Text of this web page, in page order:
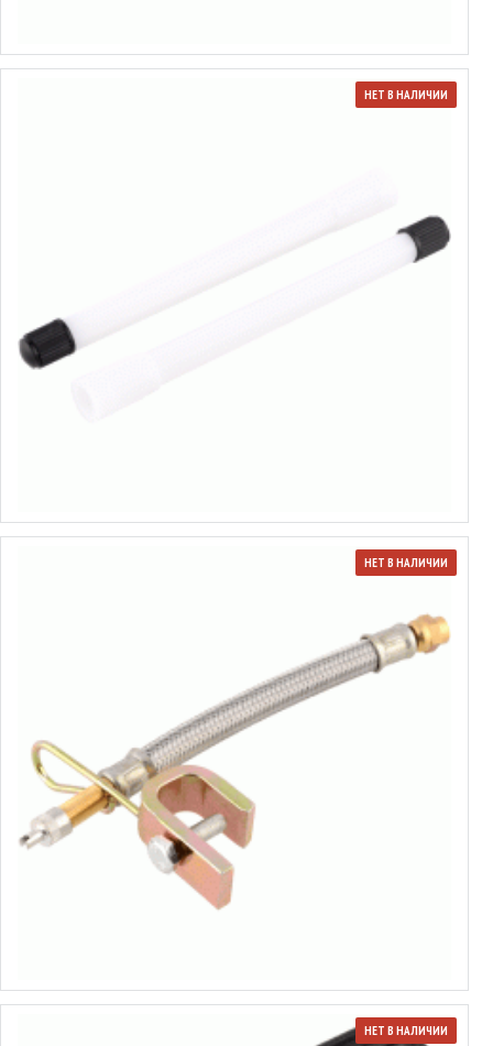
НЕТ В НАЛИЧИИ
НЕТ В НАЛИЧИИ
Удлинитель ниппеля с металлической обмоткой
от 2.83€ до 4.67€
НЕТ В НАЛИЧИИ